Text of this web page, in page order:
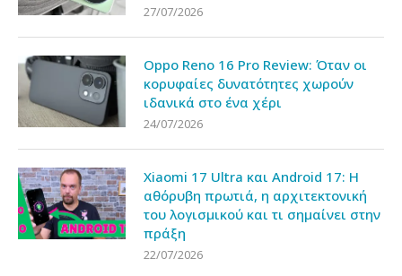
27/07/2026
Oppo Reno 16 Pro Review: Όταν οι
κορυφαίες δυνατότητες χωρούν
ιδανικά στο ένα χέρι
24/07/2026
Xiaomi 17 Ultra και Android 17: Η
αθόρυβη πρωτιά, η αρχιτεκτονική
του λογισμικού και τι σημαίνει στην
πράξη
22/07/2026